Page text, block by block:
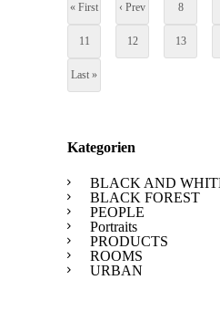
« First ‹ Prev 8
11 12 13
Last »
Kategorien
BLACK AND
BLACK FOREST
PEOPLE
Portraits
PRODUCTS
ROOMS
URBAN